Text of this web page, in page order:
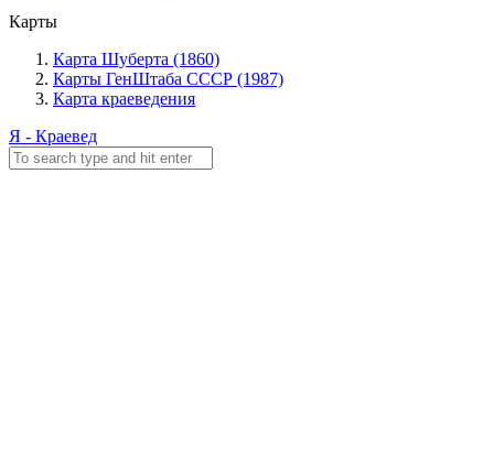
Карты
Карта Шуберта (1860)
Карты ГенШтаба СССР (1987)
Карта краеведения
Я - Краевед